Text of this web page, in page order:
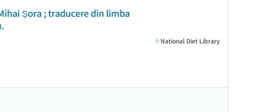
Șora ; traducere din limba
National Diet Library